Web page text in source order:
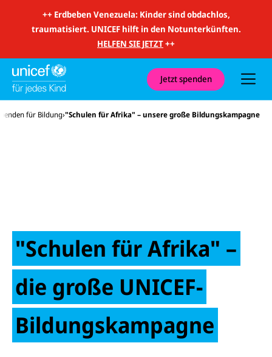
++ Erdbeben Venezuela: Kinder sind obdachlos,
traumatisiert. UNICEF hilft in den Notunterkünften.
HELFEN SIE JETZT++
Jetzt spenden
h
u
d
a
für Bildung "Schulen für Afrika" – unsere große Bildungskampagne
"Schulen für Afrika" –
die große UNICEF-
Bildungskampagne
E-
M
ai
l
U
I
C
E
U
N
IC